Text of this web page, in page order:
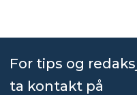
For tips og
ta kontakt på